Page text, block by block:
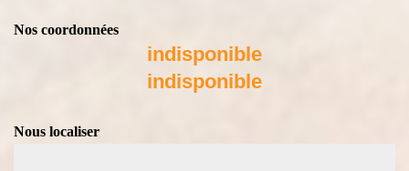
Nos coordonnées
indisponible
indisponible
Nous localiser